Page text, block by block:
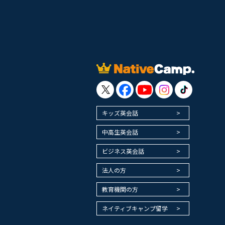
キッズ英会話
中高生英会話
ビジネス英会話
法人の方
教育機関の方
ネイティブキャンプ留学